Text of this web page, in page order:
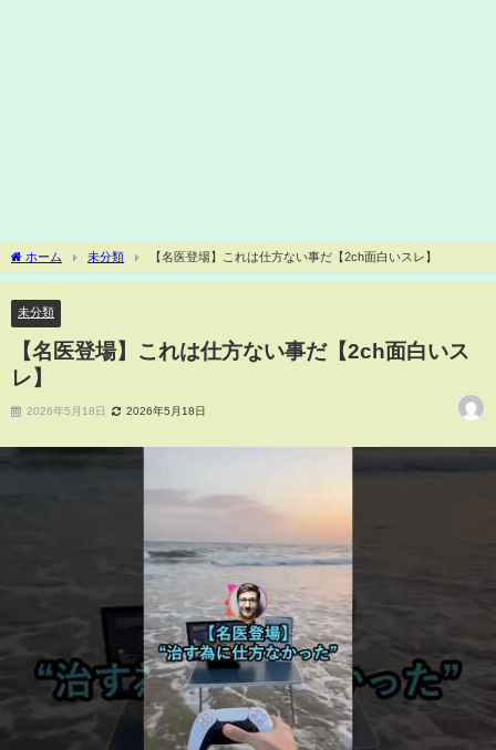
ホーム 未分類 【名医登場】これは仕方ない事だ【2ch面白いスレ】
未分類
【名医登場】これは仕方ない事だ【2ch面白いス
レ】
2026年5月18日 2026年5月18日